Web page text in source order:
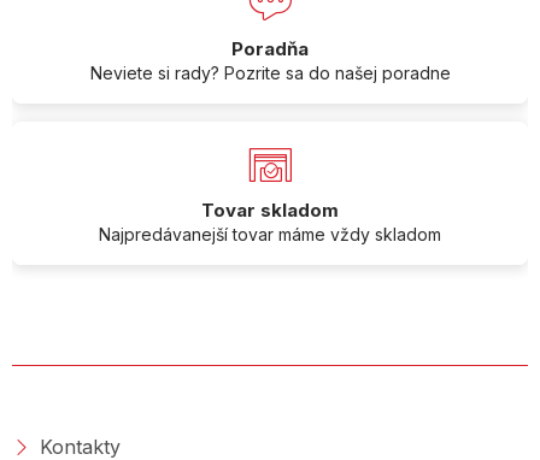
Poradňa
Neviete si rady? Pozrite sa do našej poradne
Tovar skladom
Najpredávanejší tovar máme vždy skladom
Kontakty